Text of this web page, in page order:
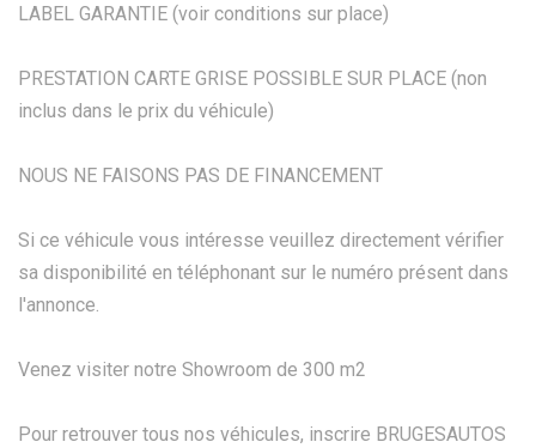
LABEL GARANTIE (voir conditions sur place)
PRESTATION CARTE GRISE POSSIBLE SUR PLACE (non
inclus dans le prix du véhicule)
NOUS NE FAISONS PAS DE FINANCEMENT
Si ce véhicule vous intéresse veuillez directement vérifier
sa disponibilité en téléphonant sur le numéro présent dans
l'annonce.
Venez visiter notre Showroom de 300 m2
Pour retrouver tous nos véhicules, inscrire BRUGESAUTOS